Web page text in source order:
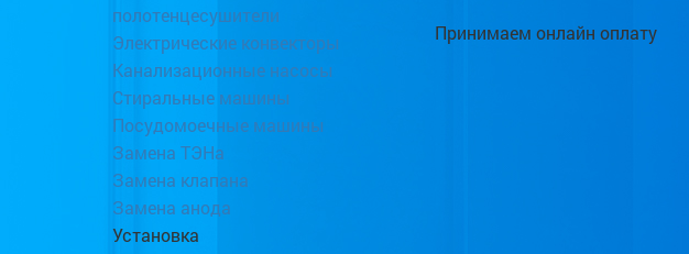
полотенцесушители
Электрические конвекторы
Канализационные насосы
Стиральные машины
Посудомоечные машины
Замена ТЭНа
Замена клапана
Замена анода
Установка
Принимаем онлайн оплату